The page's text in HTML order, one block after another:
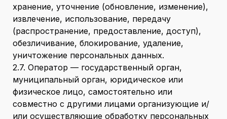
хранение, уточнение (обновление, изменение),
извлечение, использование, передачу
(распространение, предоставление, доступ),
обезличивание, блокирование, удаление,
уничтожение персональных данных.
2.7. Оператор — государственный орган,
муниципальный орган, юридическое или
физическое лицо, самостоятельно или
совместно с другими лицами организующие и/
или осуществляющие обработку персональных